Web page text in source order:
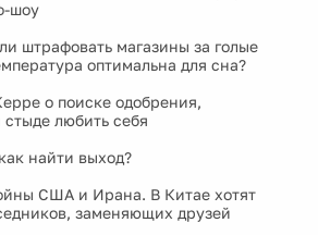
шоу
штрафовать магазины за голые
оптимальна для сна?
о поиске одобрения,
любить себя
найти выход?
США и Ирана. В Китае хотят
заменяющих друзей